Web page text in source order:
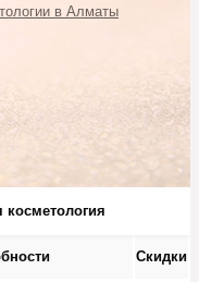
в Алматы
Скидки